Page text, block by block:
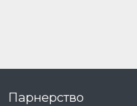
Парнерство